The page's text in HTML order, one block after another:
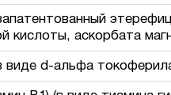
кислоты, аскорбата
виде d-альфа